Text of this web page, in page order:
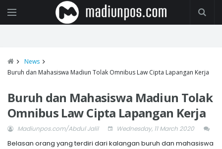
News
Buruh dan Mahasiswa Madiun Tolak Omnibus Law Cipta Lapangan Kerja
Buruh dan Mahasiswa Madiun Tolak
Omnibus Law Cipta Lapangan Kerja
Madiunpos.com/Abdul Jalil Wednesday, 11 March 2020
Belasan orang yang terdiri dari kalangan buruh dan mahasiswa